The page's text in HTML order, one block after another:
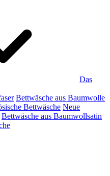
Das
Bettwäsche aus Baumwolle
Bettwäsche Neue
Bettwäsche aus Baumwollsatin